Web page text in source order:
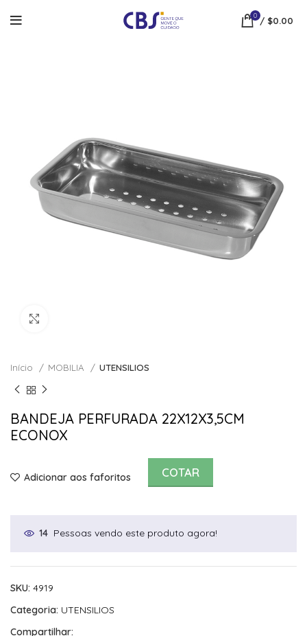
0 / $0.00
Início MOBILIA UTENSILIOS
BANDEJA PERFURADA 22X12X3,5CM
ECONOX
Adicionar aos faforitos COTAR
14 Pessoas vendo este produto agora!
SKU: 4919
Categoria: UTENSILIOS
Compartilhar: